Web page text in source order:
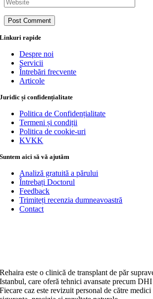
Linkuri rapide
Despre noi
Servicii
Întrebări frecvente
Articole
Juridic și confidențialitate
Politica de Confidențialitate
Termeni și condiții
Politica de cookie-uri
KVKK
Suntem aici să vă ajutăm
Analiză gratuită a părului
Întrebați Doctorul
Feedback
Trimiteți recenzia dumneavoastră
Contact
Rehaira este o clinică de transplant de păr
Istanbul, care oferă tehnici avansate precum
Fiecare caz este revizuit personal de către medici